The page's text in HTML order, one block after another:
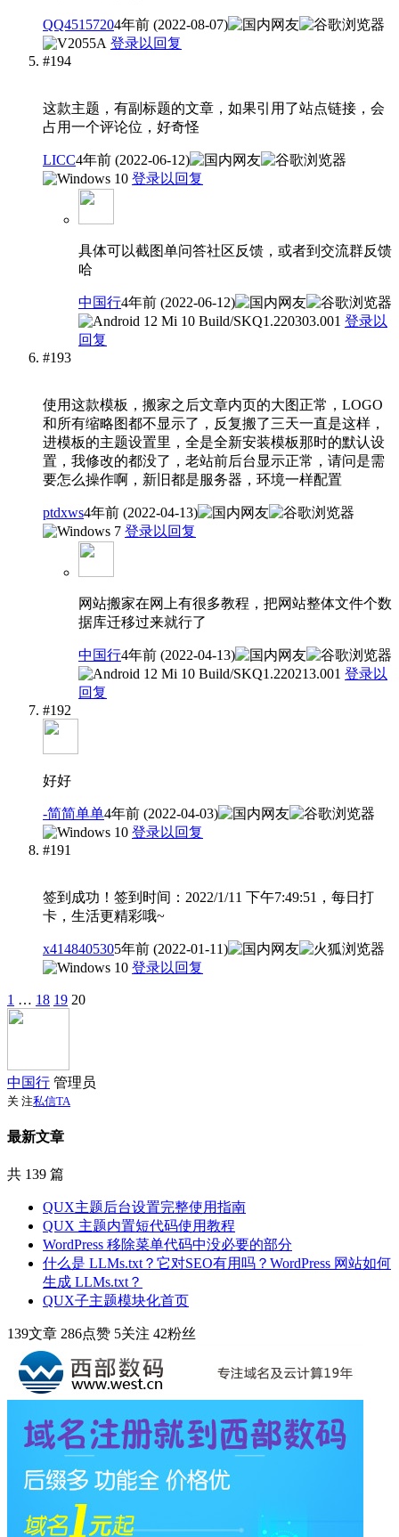
QQ45157204年前 (2022-08-07)
登录以回复
#194
这款主题，有副标题的文章，如果引用了站点链接，会
占用一个评论位，好奇怪
LICC4年前 (2022-06-12)
登录以回复
具体可以截图单问答社区反馈，或者到交流群反馈
哈
中国行4年前 (2022-06-12)
登录以
回复
#193
使用这款模板，搬家之后文章内页的大图正常，LOGO
和所有缩略图都不显示了，反复搬了三天一直是这样，
进模板的主题设置里，全是全新安装模板那时的默认设
置，我修改的都没了，老站前后台显示正常，请问是需
要怎么操作啊，新旧都是服务器，环境一样配置
ptdxws4年前 (2022-04-13)
登录以回复
网站搬家在网上有很多教程，把网站整体文件个数
据库迁移过来就行了
中国行4年前 (2022-04-13)
登录以
回复
#192
好好
-简简单单4年前 (2022-04-03)
登录以回复
#191
签到成功！签到时间：2022/1/11 下午7:49:51，每日打
卡，生活更精彩哦~
x4148405305年前 (2022-01-11)
登录以回复
1 … 18 19 20
中国行 管理员
关 注私信TA
最新文章
共 139 篇
QUX主题后台设置完整使用指南
QUX 主题内置短代码使用教程
WordPress 移除菜单代码中没必要的部分
什么是 LLMs.txt？它对SEO有用吗？WordPress 网站如何
生成 LLMs.txt？
QUX子主题模块化首页
139文章 286点赞 5关注 42粉丝